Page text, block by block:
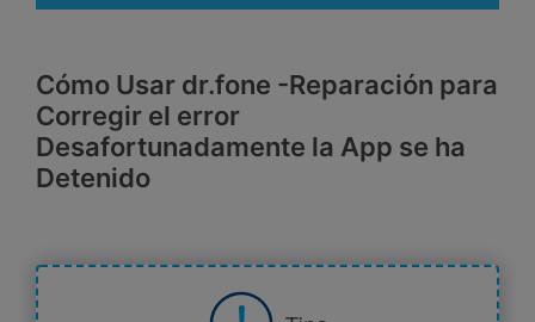
Cómo Usar dr.fone -Reparación para
Corregir el error
Desafortunadamente la App se ha
Detenido